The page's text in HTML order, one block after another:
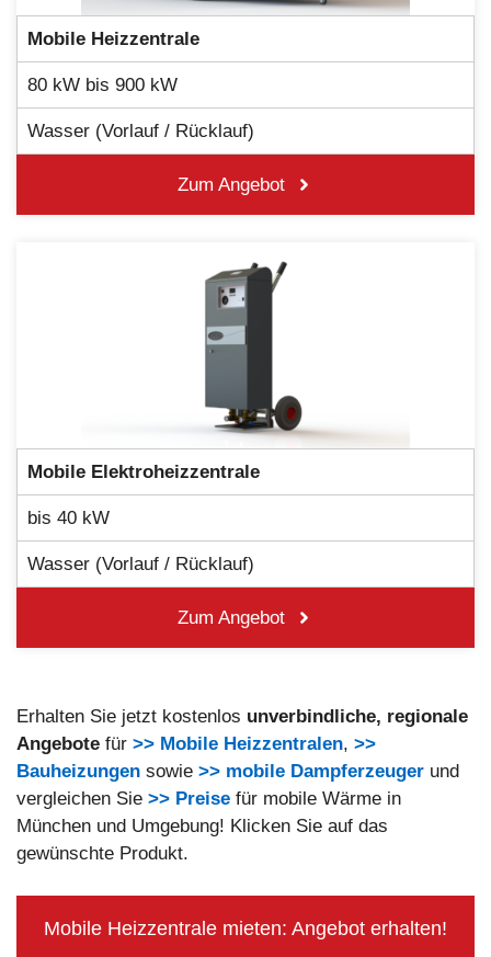
Mobile Heizzentrale
80 kW bis 900 kW
Wasser (Vorlauf / Rücklauf)
Zum Angebot
Mobile Elektroheizzentrale
bis 40 kW
Wasser (Vorlauf / Rücklauf)
Zum Angebot
Erhalten Sie jetzt kostenlos unverbindliche, regionale
Angebote für >> Mobile Heizzentralen, >>
Bauheizungen sowie >> mobile Dampferzeuger und
vergleichen Sie >> Preise für mobile Wärme in
München und Umgebung! Klicken Sie auf das
gewünschte Produkt.
Mobile Heizzentrale mieten: Angebot erhalten!